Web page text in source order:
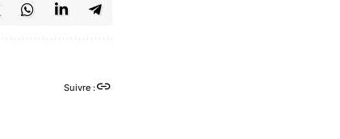
Suivre :